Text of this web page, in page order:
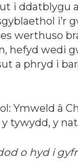
i ddatblygu
i’r
werthuso
hefyd wedi
a phryd i
Ymweld â
tywydd, y
o hyd i